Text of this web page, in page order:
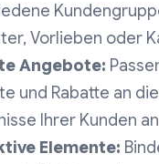
Vorlieben oder
Angebote:
und Rabatte an
Ihrer Kunden
Elemente: